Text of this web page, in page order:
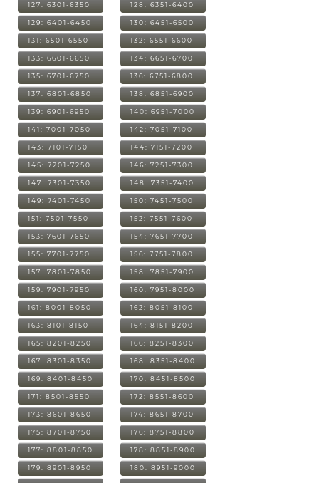
127: 6301-6350 128: 6351-6400
129: 6401-6450 130: 6451-6500
131: 6501-6550 132: 6551-6600
133: 6601-6650 134: 6651-6700
135: 6701-6750 136: 6751-6800
137: 6801-6850 138: 6851-6900
139: 6901-6950 140: 6951-7000
141: 7001-7050 142: 7051-7100
143: 7101-7150 144: 7151-7200
145: 7201-7250 146: 7251-7300
147: 7301-7350 148: 7351-7400
149: 7401-7450 150: 7451-7500
151: 7501-7550 152: 7551-7600
153: 7601-7650 154: 7651-7700
155: 7701-7750 156: 7751-7800
157: 7801-7850 158: 7851-7900
159: 7901-7950 160: 7951-8000
161: 8001-8050 162: 8051-8100
163: 8101-8150 164: 8151-8200
165: 8201-8250 166: 8251-8300
167: 8301-8350 168: 8351-8400
169: 8401-8450 170: 8451-8500
171: 8501-8550 172: 8551-8600
173: 8601-8650 174: 8651-8700
175: 8701-8750 176: 8751-8800
177: 8801-8850 178: 8851-8900
179: 8901-8950 180: 8951-9000